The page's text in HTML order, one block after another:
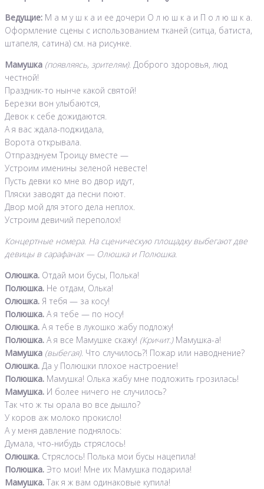
Ведущие: М а м у ш к а и ее дочери О л ю ш к а и П о л ю ш к а.
Оформление сцены с использованием тканей (ситца, батиста,
штапеля, сатина) см. на рисунке.
Мамушка (появляясь, зрителям). Доброго здоровья, люд
честной!
Праздник-то нынче какой святой!
Березки вон улыбаются,
Девок к себе дожидаются.
А я вас ждала-поджидала,
Ворота открывала.
Отпразднуем Троицy вместе —
Устроим именины зеленой невесте!
Пусть девки ко мне во двор идут,
Пляски заводят да песни поют.
Двор мой для этого дела неплох.
Устроим девичий переполох!
Концертные номера. На сценическую площадку выбегают две
девицы в сарафанах — Олюшка и Полюшка.
Олюшка. Отдай мои бусы, Полька!
Полюшка. Не отдам, Олька!
Олюшка. Я тебя — за косу!
Полюшка. А я тебе — по носу!
Олюшка. А я тебе в лукошко жабу подложу!
Полюшка. А я все Мамушке скажу! (Кричит.)Мамушка-а!
Мамушка (выбегая). Что случилось?! Пожар или наводнение?
Олюшка. Да у Полюшки плохое настроение!
Полюшка. Мамушка! Олька жабу мне подложить грозилась!
Мамушка. И более ничего не случилось?
Так что ж ты орала во все дышло?
У коров аж молоко прокисло!
А у меня давление поднялось:
Думала, что-нибудь стряслось!
Олюшка. Стряслось! Полька мои бусы нацепила!
Полюшка. Это мои! Мне их Мамушка подарила!
Мамушка. Так я ж вам одинаковые купила!